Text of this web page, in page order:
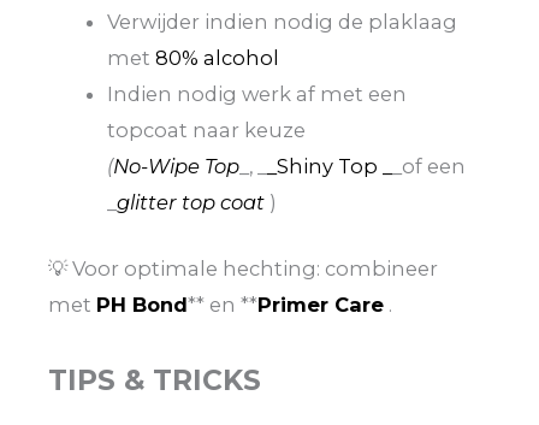
Verwijder indien nodig de plaklaag
met80% alcohol
Indien nodig werk af met een
topcoat naar keuze
(No-Wipe Top _, _ _Shiny Top _
_of een
_glitter top coat )
💡 Voor optimale hechting: combineer
met PH Bond** en **Primer Care .
TIPS & TRICKS